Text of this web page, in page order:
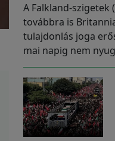
A Falkland-szigetek
továbbra is
tulajdonlás joga
mai napig nem